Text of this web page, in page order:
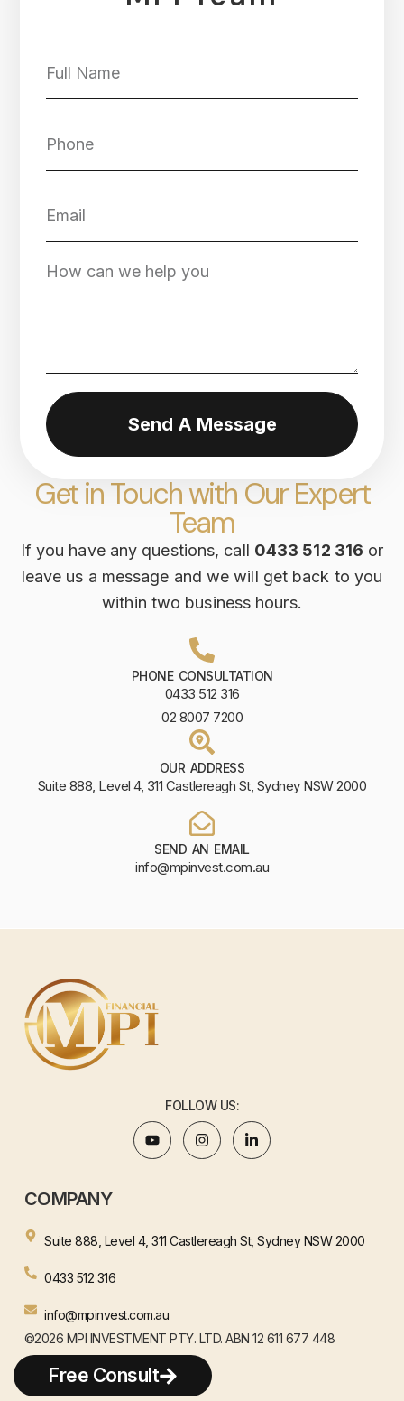
Get in Touch with Our Expert
Team
If you have any questions, call 0433 512 316 or
leave us a message and we will get back to you
within two business hours.
PHONE CONSULTATION
0433 512 316
02 8007 7200
OUR ADDRESS
Suite 888, Level 4, 311 Castlereagh St, Sydney NSW 2000
SEND AN EMAIL
info@mpinvest.com.au
Send A Message
FOLLOW US:
COMPANY
Suite 888, Level 4, 311 Castlereagh St, Sydney NSW 2000
0433 512 316
info@mpinvest.com.au
©2026 MPI INVESTMENT PTY. LTD. ABN 12 611 677 448
WEBSITE BY HENJAY
Free Consult